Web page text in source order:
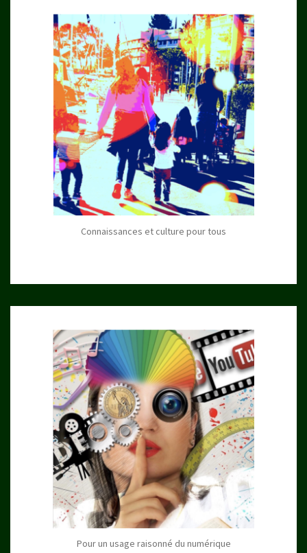
Connaissances et culture pour tous
Pour un usage raisonné du numérique